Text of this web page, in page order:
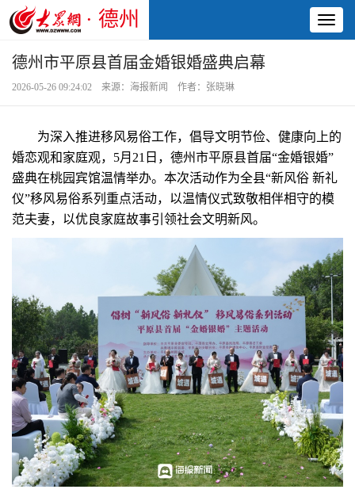
· 德州
德州市平原县首届金婚银婚盛典启幕
2026-05-26 09:24:02 来源：海报新闻 作者：张晓琳
为深入推进移风易俗工作，倡导文明节俭、健康向上的
婚恋观和家庭观，5月21日，德州市平原县首届“金婚银婚”
盛典在桃园宾馆温情举办。本次活动作为全县“新风俗 新礼
仪”移风易俗系列重点活动，以温情仪式致敬相伴相守的模
范夫妻，以优良家庭故事引领社会文明新风。